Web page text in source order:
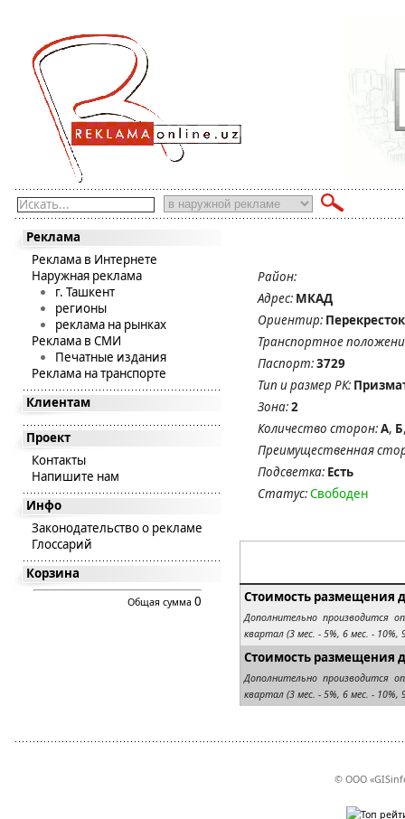
Искать...
Реклама
Реклама в Интернете
Наружная реклама
г. Ташкент
регионы
реклама на рынках
Реклама в СМИ
Печатные издания
Реклама на транспорте
Клиентам
Проект
Контакты
Напишите нам
Инфо
Законодательство о рекламе
Глоссарий
Корзина
Общая сумма 0
Район:
Адрес: МКАД
Ориентир:
Транспортное
Паспорт:3729
Тип и размер РК:
Зона:2
Количество сторон:А, Б
Преимущественная
Подсветка: Есть
Статус:Свободен
Стоимость размещения
Дополнительно производится
квартал (3 мес. - 5%, 6 мес. - 10%,
Стоимость размещения
Дополнительно производится
квартал (3 мес. - 5%, 6 мес. - 10%,
© ООО